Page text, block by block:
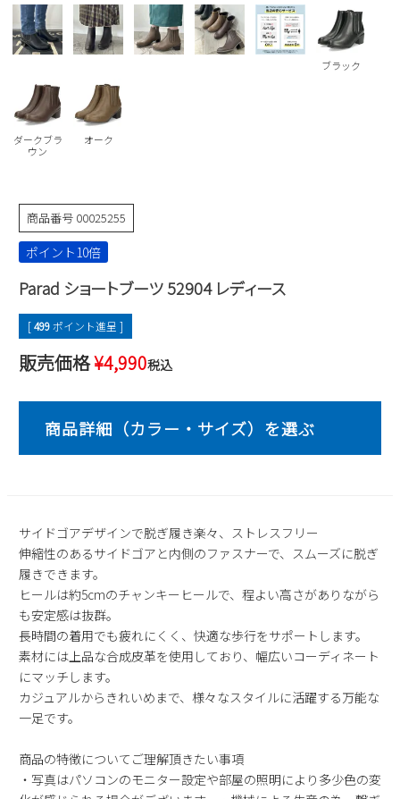
moz
puma
Parade
SKECHERS
GAP
EDWIN
new balance
new balance
asics
瞬足
トートバッグ
ショルダーバッグ
財布
会員サービス
メルマガ購買
営業日カレンダー
休業日 お問い合わせ窓口休業日
日 月 火 水 木
9
10 11
16
17 18 19 20 21
22
23
24 25 26 27 28
1
2 3 4
6
7 8 9 10 11
12
13
17 18
19
20
21
27
28 29 30
新規会員登録
ブラック
ダークブラ
ウン
オーク
商品番号 00025255
ポイント10倍
Parad ショートブーツ 52904 レディース
[499ポイント進呈 ]
販売価格¥4,990税込
サイドゴアデザインで脱ぎ履き楽々、ストレスフリー
伸縮性のあるサイドゴアと内側のファスナーで、スムーズに脱ぎ
履きできます。
ヒールは約5cmのチャンキーヒールで、程よい高さがありながら
も安定感は抜群。
長時間の着用でも疲れにくく、快適な歩行をサポートします。
素材には上品な合成皮革を使用しており、幅広いコーディネート
にマッチします。
カジュアルからきれいめまで、様々なスタイルに活躍する万能な
一足です。
商品の特徴についてご理解頂きたい事項
・写真はパソコンのモニター設定や部屋の照明により多少色の変